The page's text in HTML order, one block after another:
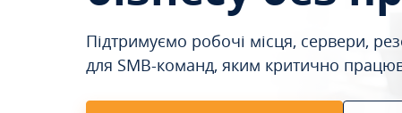
Підтримуємо робочі місця, сервери,
для SMB-команд, яким критично